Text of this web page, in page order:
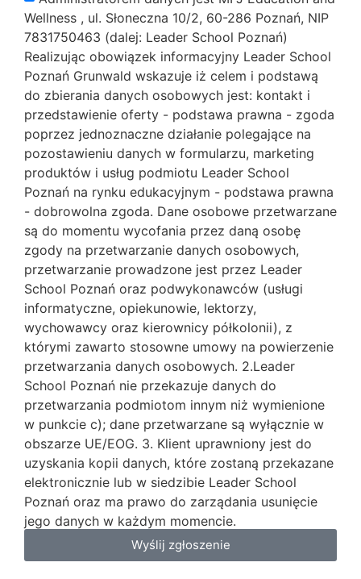
Wellness , ul. Słoneczna 10/2, 60-286 Poznań, NIP
7831750463 (dalej: Leader School Poznań)
Realizując obowiązek informacyjny Leader School
Poznań Grunwald wskazuje iż celem i podstawą
do zbierania danych osobowych jest: kontakt i
przedstawienie oferty - podstawa prawna - zgoda
poprzez jednoznaczne działanie polegające na
pozostawieniu danych w formularzu, marketing
produktów i usług podmiotu Leader School
Poznań na rynku edukacyjnym - podstawa prawna
- dobrowolna zgoda. Dane osobowe przetwarzane
są do momentu wycofania przez daną osobę
zgody na przetwarzanie danych osobowych,
przetwarzanie prowadzone jest przez Leader
School Poznań oraz podwykonawców (usługi
informatyczne, opiekunowie, lektorzy,
wychowawcy oraz kierownicy półkolonii), z
którymi zawarto stosowne umowy na powierzenie
przetwarzania danych osobowych. 2.Leader
School Poznań nie przekazuje danych do
przetwarzania podmiotom innym niż wymienione
w punkcie c); dane przetwarzane są wyłącznie w
obszarze UE/EOG. 3. Klient uprawniony jest do
uzyskania kopii danych, które zostaną przekazane
elektronicznie lub w siedzibie Leader School
Poznań oraz ma prawo do zarządania usunięcie
jego danych w każdym momencie.
Wyślij zgłoszenie